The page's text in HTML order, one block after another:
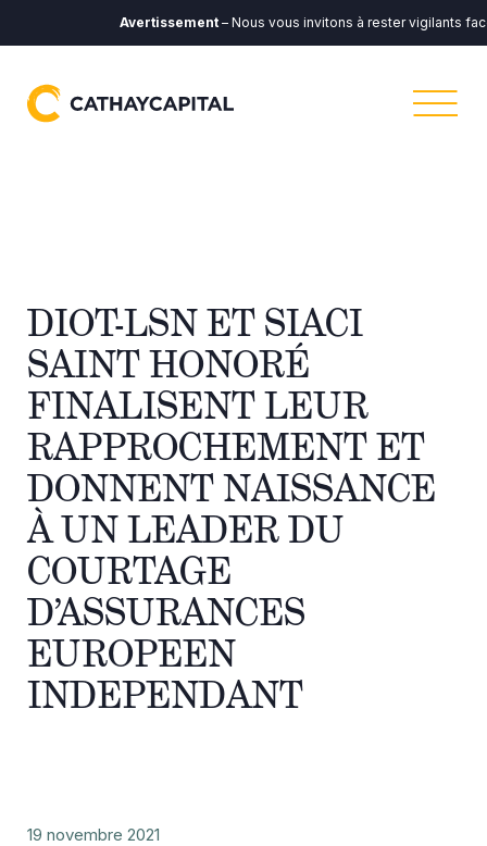
Avertissement– Nous vous invitons à rester vigilants face
DIOT-LSN ET SIACI
SAINT HONORÉ
FINALISENT LEUR
RAPPROCHEMENT ET
DONNENT NAISSANCE
À UN LEADER DU
COURTAGE
D’ASSURANCES
EUROPEEN
INDEPENDANT
19 novembre 2021